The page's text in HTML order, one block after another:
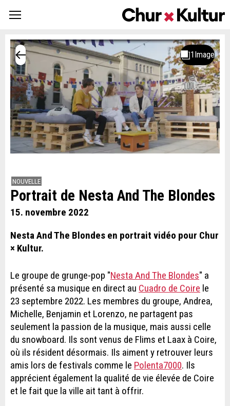
NOUVELLE
Portrait de Nesta And The Blondes
15. novembre 2022
Nesta And The Blondes en portrait vidéo pour Chur
× Kultur.
Le groupe de grunge-pop "Nesta And The Blondes" a
présenté sa musique en direct au Cuadro de Coire le
23 septembre 2022. Les membres du groupe, Andrea,
Michelle, Benjamin et Lorenzo, ne partagent pas
seulement la passion de la musique, mais aussi celle
du snowboard. Ils sont venus de Flims et Laax à Coire,
où ils résident désormais. Ils aiment y retrouver leurs
amis lors de festivals comme le Polenta7000. Ils
apprécient également la qualité de vie élevée de Coire
et le fait que la ville ait tant à offrir.